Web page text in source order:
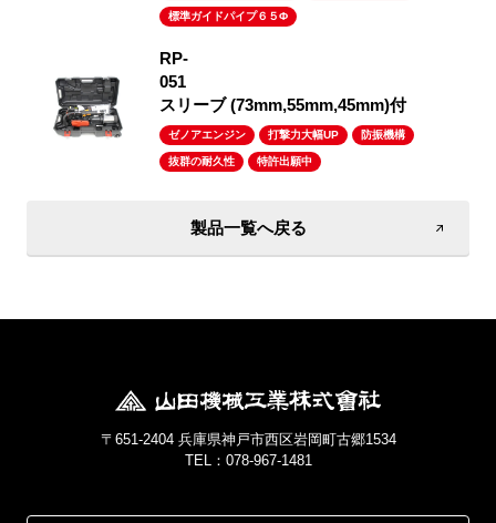
標準ガイドパイプ６５Φ
RP-
スリーブ (73mm,55mm,45mm)付
ゼノアエンジン 打撃力大幅UP 防振機構
抜群の耐久性 特許出願中
製品一覧へ戻る
〒651-2404 兵庫県神戸市西区岩岡町古郷1534
TEL：078-967-1481